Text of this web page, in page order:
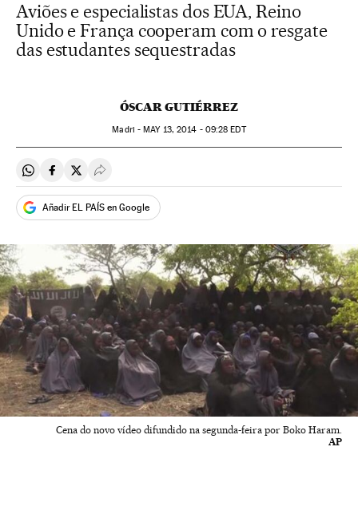
Aviões e especialistas dos EUA, Reino
Unido e França cooperam com o resgate
das estudantes sequestradas
ÓSCAR GUTIÉRREZ
Madri -MAY13, 2014 - 09:28 EDT
Compartir en Whatsapp
Compartir en Facebook
Compartir en Twitter
Desplegar Redes Sociales
Añadir EL PAÍS en Google
Cena do novo vídeo difundido na segunda-feira por Boko Haram.
AP